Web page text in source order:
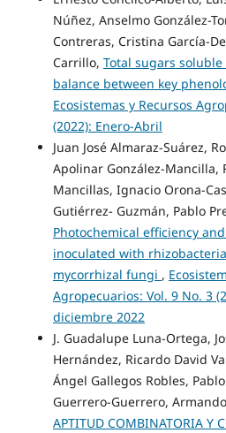
Núñez, Anselmo González-
Contreras, Cristina García-
Carrillo, Total sugars
balance between key
Ecosistemas y Recursos
(2022): Enero-Abril
Juan José Almaraz-Suárez,
Apolinar González-Mancilla,
Mancillas, Ignacio Orona-
Gutiérrez- Guzmán, Pablo
Photochemical efficiency
inoculated with
mycorrhizal fungi ,
Agropecuarios: Vol. 9 No. 3
diciembre 2022
J. Guadalupe Luna-Ortega,
Hernández, Ricardo David
Ángel Gallegos Robles,
Guerrero-Guerrero,
APTITUD COMBINATORIA Y